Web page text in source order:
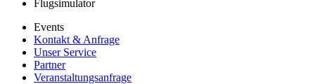
Flugsimulator
Events
Kontakt & Anfrage
Unser Service
Partner
Veranstaltungsanfrage